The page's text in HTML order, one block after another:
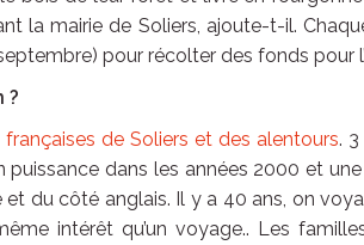
la mairie de Soliers, ajoute-t-il.
pour récolter des fonds pour
?
de Soliers et des alentours.
puissance dans les années 2000 et
et du côté anglais. Il y a 40 ans, on
intérêt qu’un voyage.. Les